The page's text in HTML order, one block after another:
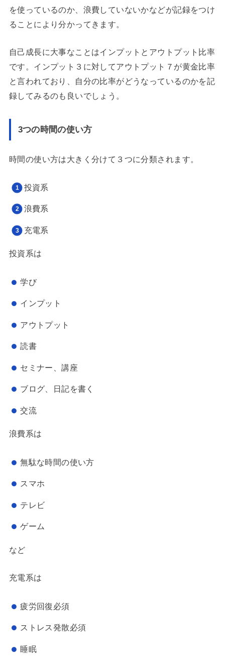
を使っているのか、浪費していないかなどが記録をつけ
ることにより分かってきます。
自己成長に大事なことはインプットとアウトプット比率
です。インプット３に対してアウトプット７が黄金比率
と言われており、自分の比率がどうなっているのかを記
録してみるのも良いでしょう。
3つの時間の使い方
時間の使い方は大きく分けて３つに分類されます。
投資系
浪費系
充電系
投資系は
学び
インプット
アウトプット
読書
セミナー、講座
ブログ、日記を書く
交流
浪費系は
無駄な時間の使い方
スマホ
テレビ
ゲーム
など
充電系は
疲労回復必須
ストレス発散必須
睡眠